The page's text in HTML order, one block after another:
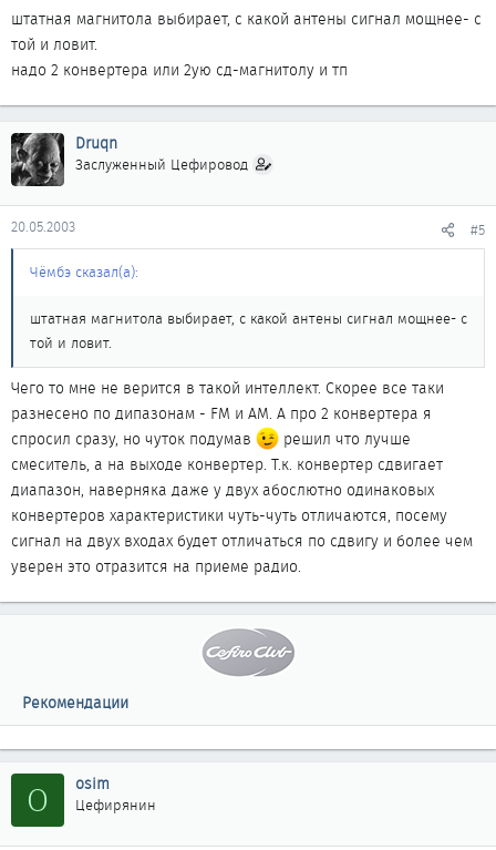
штатная магнитола выбирает, с какой антены сигнал мощнее- с
той и ловит.
надо 2 конвертера или 2ую сд-магнитолу и тп
Druqn
Заслуженный Цефировод
20.05.2003 #5
Чёмбэ сказал(а):
штатная магнитола выбирает, с какой антены сигнал мощнее- с
той и ловит.
Чего то мне не верится в такой интеллект. Скорее все таки
разнесено по дипазонам - FM и AM. А про 2 конвертера я
спросил сразу, но чуток подумав
решил что лучше
смеситель, а на выходе конвертер. Т.к. конвертер сдвигает
диапазон, наверняка даже у двух абослютно одинаковых
конвертеров характеристики чуть-чуть отличаются, посему
сигнал на двух входах будет отличаться по сдвигу и более чем
уверен это отразится на приеме радио.
Рекомендации
O osim
Цефирянин